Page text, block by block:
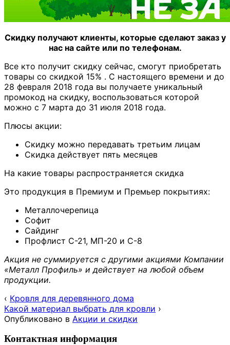
Скидку получают клиенты, которые сделают заказ у
нас на сайте или по телефонам.
Все кто получит скидку сейчас, смогут приобретать
товары со скидкой 15% . С настоящего времени и до
28 февраля 2018 года вы получаете уникальный
промокод на скидку, воспользоваться которой
можно с 7 марта до 31 июля 2018 года.
Плюсы акции:
Скидку можно передавать третьим лицам
Скидка действует пять месяцев
На какие товары распространяется скидка
Это продукция в Премиум и Премьер покрытиях:
Металлочерепица
Софит
Сайдинг
Профлист С-21, МП-20 и С-8
Акция не суммируется с другими акциями Компании
«Металл Профиль» и действует на любой объем
продукции.
‹ Кровля для деревянного дома
Какой материал выбрать для кровли ›
Опубликовано в Акции и скидки
Контактная информация